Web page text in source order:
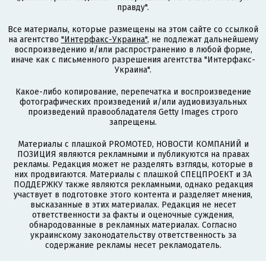
правду".
Все материалы, которые размещены на этом сайте со ссылкой
на агентство "Интерфакс-Украина", не подлежат дальнейшему
воспроизведению и/или распространению в любой форме,
иначе как с письменного разрешения агентства "Интерфакс-
Украина".
Какое-либо копирование, перепечатка и воспроизведение
фотографических произведений и/или аудиовизуальных
произведений правообладателя Getty Images строго
запрещены.
Материалы с плашкой PROMOTED, НОВОСТИ КОМПАНИЙ и
ПОЗИЦИЯ являются рекламными и публикуются на правах
рекламы. Редакция может не разделять взгляды, которые в
них продвигаются. Материалы с плашкой СПЕЦПРОЕКТ и ЗА
ПОДДЕРЖКУ также являются рекламными, однако редакция
участвует в подготовке этого контента и разделяет мнения,
высказанные в этих материалах. Редакция не несет
ответственности за факты и оценочные суждения,
обнародованные в рекламных материалах. Согласно
украинскому законодательству ответственность за
содержание рекламы несет рекламодатель.